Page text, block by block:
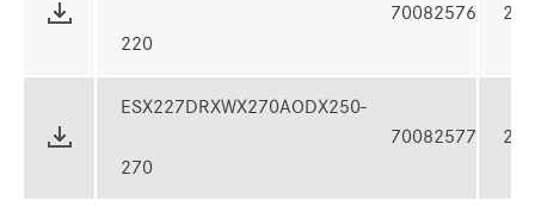
220
70082576
ESX227DRXWX270AODX250-
270
70082577